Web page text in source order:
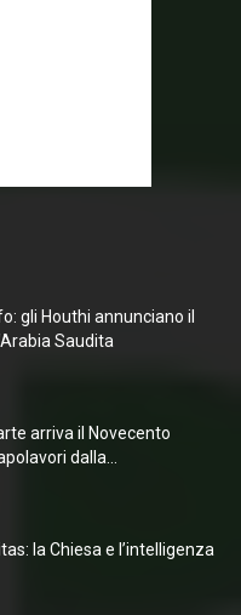
gli Houthi annunciano il
Saudita
arriva il Novecento
dalla...
la Chiesa e l’intelligenza